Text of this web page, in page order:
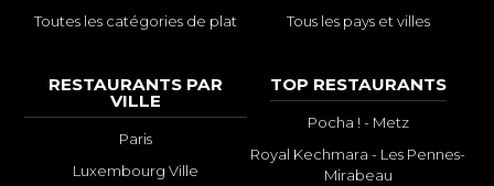
Toutes les catégories de plat
Tous les pays et villes
RESTAURANTS PAR
VILLE
Paris
Luxembourg Ville
TOP RESTAURANTS
Pocha ! - Metz
Royal Kechmara - Les Pennes-
Mirabeau